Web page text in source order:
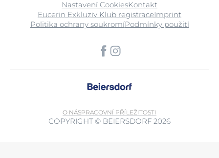
Nastavení CookiesKontakt
Eucerin Exkluziv Klub registraceImprint
Politika ochrany soukromíPodmínky použití
O NÁSPRACOVNÍ PŘÍLEŽITOSTI
COPYRIGHT © BEIERSDORF 2026